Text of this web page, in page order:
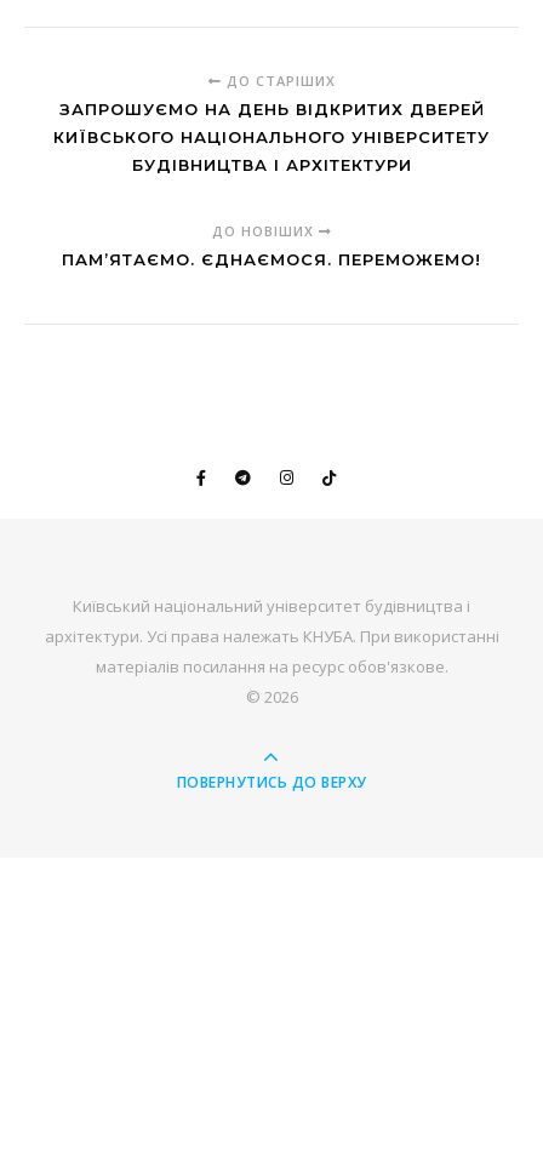
ДО СТАРІШИХ
ЗАПРОШУЄМО НА ДЕНЬ ВІДКРИТИХ ДВЕРЕЙ
КИЇВСЬКОГО НАЦІОНАЛЬНОГО УНІВЕРСИТЕТУ
БУДІВНИЦТВА І АРХІТЕКТУРИ
ДО НОВІШИХ
ПАМ’ЯТАЄМО. ЄДНАЄМОСЯ. ПЕРЕМОЖЕМО!
Київський національний університет будівництва і
архітектури. Усі права належать КНУБА. При використанні
матеріалів посилання на ресурс обов'язкове.
© 2026
ПОВЕРНУТИСЬ ДО ВЕРХУ